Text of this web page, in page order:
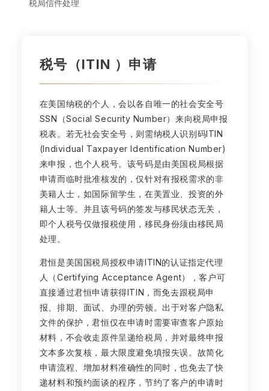
税局信件处理
税号（ITIN ）申请
在美国纳税的个人，会以各自唯一的社会安全号
SSN（Social Security Number）来向税局申报
税表。若无社会安全号，则需纳税人识别码ITIN
(Individual Taxpayer Identification Number)
来申报，也个人税号。该号码是由美国税局根据
申请而临时批准核发的，仅针对有报税需求的非
美籍人士，如国际留学生，在美置业、投资的外
籍人士等。并且该号码的签发与移民状态无关，
即个人税号仅做报税使用，移民身份须由移民局
处理。
君恒是美国国税局授权申请ITIN的认证指定代理
人（Certifying Acceptance Agent），客户可
直接通过君恒申请获得ITIN，而免去跟税局申
报、排期、面试、办理的劳顿。出于对客户隐私
文件的保护，君恒仅在申请时需要审查客户原始
材料，不会收走原件呈递给税局，并对最终申报
文本多次复核，最大限度避免填报失误。故简化
申请流程、增加材料准确性的同时，也免去了快
递材料和预约面谈的程序，节约了客户的申请时